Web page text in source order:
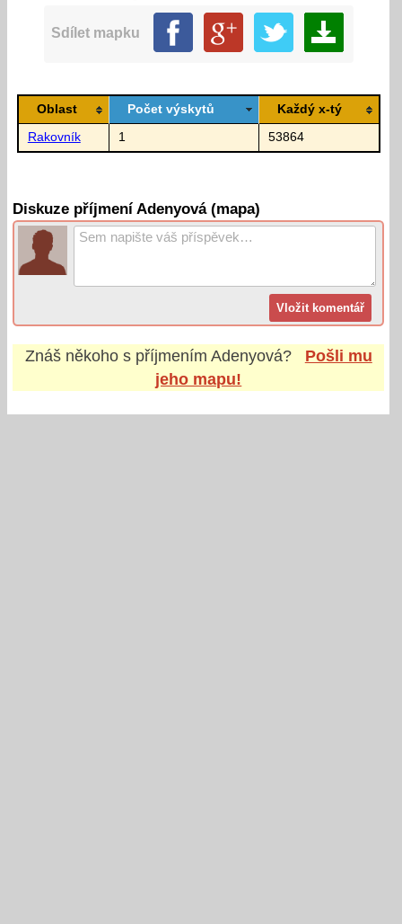
Sdílet mapku
Oblast Počet výskytů Každý x-tý
Rakovník 1 53864
Diskuze příjmení Adenyová (mapa)
Znáš někoho s příjmením Adenyová?
Pošli mu
jeho mapu!